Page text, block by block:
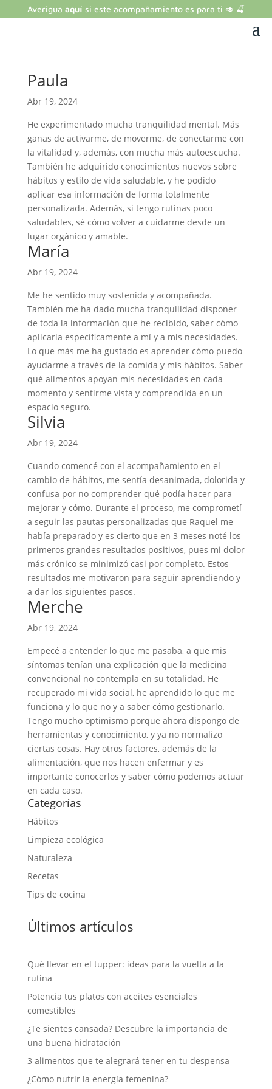
Averigua aquí si este acompañamiento es para ti 🥑 🍒
Paula
Abr 19, 2024
He experimentado mucha tranquilidad mental. Más
ganas de activarme, de moverme, de conectarme con
la vitalidad y, además, con mucha más autoescucha.
También he adquirido conocimientos nuevos sobre
hábitos y estilo de vida saludable, y he podido
aplicar esa información de forma totalmente
personalizada. Además, si tengo rutinas poco
saludables, sé cómo volver a cuidarme desde un
lugar orgánico y amable.
María
Abr 19, 2024
Me he sentido muy sostenida y acompañada.
También me ha dado mucha tranquilidad disponer
de toda la información que he recibido, saber cómo
aplicarla específicamente a mí y a mis necesidades.
Lo que más me ha gustado es aprender cómo puedo
ayudarme a través de la comida y mis hábitos. Saber
qué alimentos apoyan mis necesidades en cada
momento y sentirme vista y comprendida en un
espacio seguro.
Silvia
Abr 19, 2024
Cuando comencé con el acompañamiento en el
cambio de hábitos, me sentía desanimada, dolorida y
confusa por no comprender qué podía hacer para
mejorar y cómo. Durante el proceso, me comprometí
a seguir las pautas personalizadas que Raquel me
había preparado y es cierto que en 3 meses noté los
primeros grandes resultados positivos, pues mi dolor
más crónico se minimizó casi por completo. Estos
resultados me motivaron para seguir aprendiendo y
a dar los siguientes pasos.
Merche
Abr 19, 2024
Empecé a entender lo que me pasaba, a que mis
síntomas tenían una explicación que la medicina
convencional no contempla en su totalidad. He
recuperado mi vida social, he aprendido lo que me
funciona y lo que no y a saber cómo gestionarlo.
Tengo mucho optimismo porque ahora dispongo de
herramientas y conocimiento, y ya no normalizo
ciertas cosas. Hay otros factores, además de la
alimentación, que nos hacen enfermar y es
importante conocerlos y saber cómo podemos actuar
en cada caso.
Categorías
Hábitos
Limpieza ecológica
Naturaleza
Recetas
Tips de cocina
Últimos artículos
Qué llevar en el tupper: ideas para la vuelta a la
rutina
Potencia tus platos con aceites esenciales
comestibles
¿Te sientes cansada? Descubre la importancia de
una buena hidratación
3 alimentos que te alegrará tener en tu despensa
¿Cómo nutrir la energía femenina?